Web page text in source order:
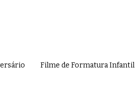
Filme de Formatura Infantil